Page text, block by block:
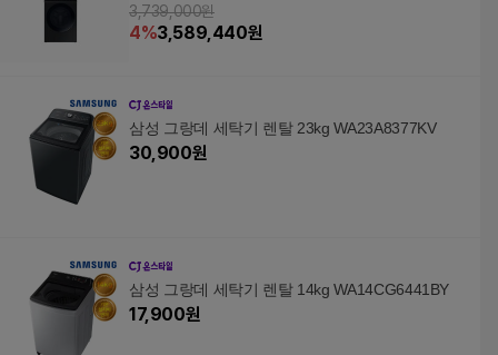
3,739,000원
4%3,589,440원
삼성 그랑데 세탁기 렌탈 23kg WA23A8377KV
30,900원
삼성 그랑데 세탁기 렌탈 14kg WA14CG6441BY
17,900원